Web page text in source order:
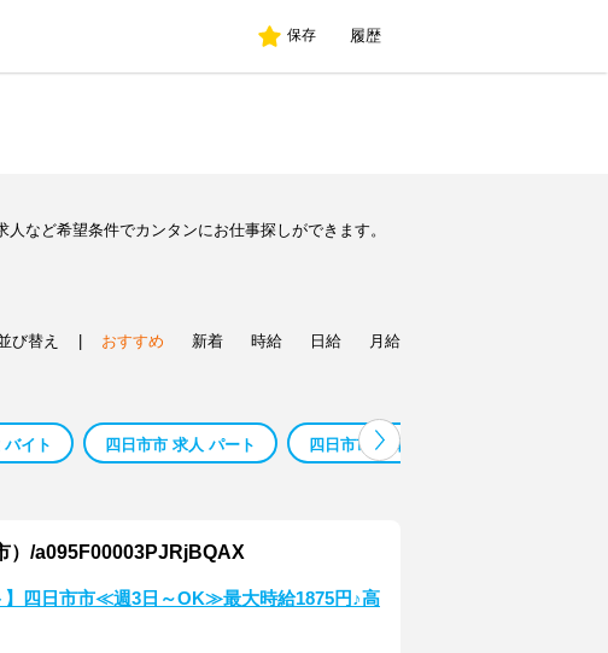
保存 履歴
など希望条件でカンタンにお仕事探しができます。
び替え おすすめ 新着 時給 日給 月給
バイト 四日市市 求人 パート 四日市市 調剤事務 バイト
）/a095F00003PJRjBQAX
】四日市市≪週3日～OK≫最大時給1875円♪高